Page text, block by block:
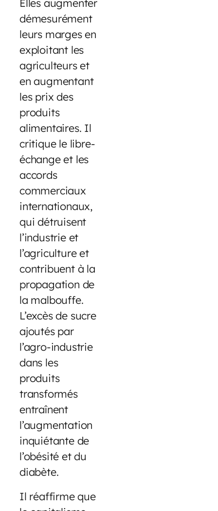
Elles augmenter
démesurément
leurs marges en
exploitant les
agriculteurs et
en augmentant
les prix des
produits
alimentaires. Il
critique le libre-
échange et les
accords
commerciaux
internationaux,
qui détruisent
l’industrie et
l’agriculture et
contribuent à la
propagation de
la malbouffe.
L’excès de sucre
ajoutés par
l’agro-industrie
dans les
produits
transformés
entraînent
l’augmentation
inquiétante de
l’obésité et du
diabète.
Il réaffirme que